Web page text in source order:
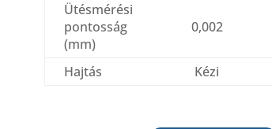
Ütésmérési
pontosság
(mm)
0,002
Hajtás Kézi